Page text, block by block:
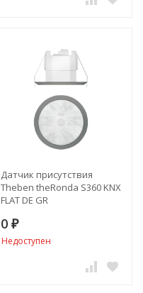
Датчик присутствия
Theben theRonda S360 KNX
FLAT DE GR
0 ₽
Недоступен